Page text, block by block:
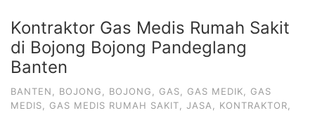
Kontraktor Gas Medis Rumah Sakit
di Bojong Bojong Pandeglang
Banten
BANTEN BOJONG BOJONG GAS GAS MEDIK
GAS
MEDIS
GAS MEDIS RUMAH SAKIT JASA KONTRAKTOR